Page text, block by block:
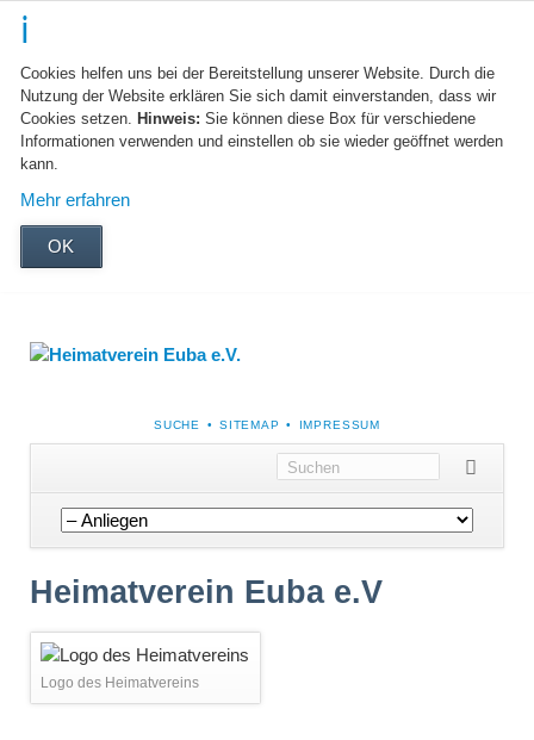
Cookies helfen uns bei der Bereitstellung unserer Website. Durch die
Nutzung der Website erklären Sie sich damit einverstanden, dass wir
Cookies setzen. Hinweis: Sie können diese Box für verschiedene
Informationen verwenden und einstellen ob sie wieder geöffnet werden
kann.
Mehr erfahren
OK
NAVIGATION
ÜBERSPRINGEN
SUCHE SITEMAP IMPRESSUM
Navigation
überspringen
Heimatverein Euba e.V
Logo des Heimatvereins